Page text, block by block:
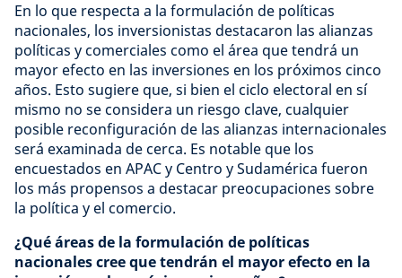
En lo que respecta a la formulación de políticas
nacionales, los inversionistas destacaron las alianzas
políticas y comerciales como el área que tendrá un
mayor efecto en las inversiones en los próximos cinco
años. Esto sugiere que, si bien el ciclo electoral en sí
mismo no se considera un riesgo clave, cualquier
posible reconfiguración de las alianzas internacionales
será examinada de cerca. Es notable que los
encuestados en APAC y Centro y Sudamérica fueron
los más propensos a destacar preocupaciones sobre
la política y el comercio.
¿Qué áreas de la formulación de políticas
nacionales cree que tendrán el mayor efecto en la